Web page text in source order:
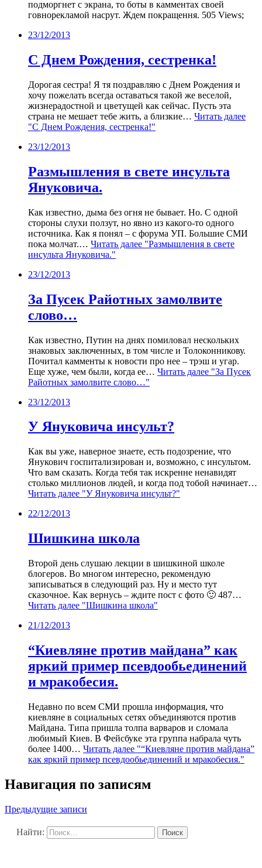
подморгнет с экрана, то боты в камментах своей
говнорекламой насрут. Ждем покращення. 505 Views;
23/12/2013
С Днем Рождения, сестренка!
Дорогая сестра! Я тя поздравляю с Днем Рождения и
хочу пожелать всегда оставаться такой же веселой,
жизнерадостной и цветущей как сейчас. Пусть эта
страна не мешает тебе жить, а близкие… Читать далее
"С Днем Рождения, сестренка!"
23/12/2013
Размышления в свете инсульта
Януковича.
Как известно, дыма без огня не бывает. Но. С одной
стороны слухи ползут, но явно из какого-то одного
источника. Как я понял – с форума УП. Большие СМИ
пока молчат.… Читать далее "Размышления в свете
инсульта Януковича."
23/12/2013
За Пусек Райотных замолвите
слово…
Как известно, Путин на днях помиловал нескольких
знаковых заключенных, в том числе и Толоконникову.
Почитал камменты к новости про нее – трэш и угар.
Еще хуже, чем были, когда ее… Читать далее "За Пусек
Райотных замолвите слово…"
23/12/2013
У Януковича инсульт?
Как вы уже, наверное знаете, есть подозрение, что
Янукович госпитализирован и, возможно, с инсультом.
Что вам сказать. Когда тебя так искренне ненавидят
столько миллионов людей, и когда под тобой начинает…
Читать далее "У Януковича инсульт?"
22/12/2013
Шишкина школа
Второй день слушаю лекции в шишкиной школе
блогеров. Во многом интересно, рекомендую
записываться в следующий раз. Ну и место тут
сказочное. Как вернусь – ждите пост с фото 🙂 487…
Читать далее "Шишкина школа"
21/12/2013
“Киевляне против майдана” как
яркий пример псевдообьединений
и мракобесия.
Недавно по всем СМИ прошла информация, что
киевляне в социальных сетях объединяются против
Майдана. Типа пришла толпа варваров и сломала
любимый Киев. В Фейсбуке эта группа набрала чуть
более 1400… Читать далее "“Киевляне против майдана”
как яркий пример псевдообьединений и мракобесия."
Навигация по записям
Предыдущие записи
Найти: